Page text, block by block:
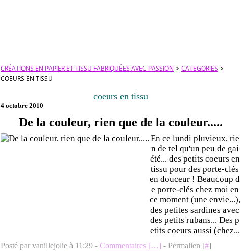
CRÉATIONS EN PAPIER ET TISSU FABRIQUÉES AVEC PASSION > CATEGORIES >
COEURS EN TISSU
coeurs en tissu
4 octobre 2010
De la couleur, rien que de la couleur.....
En ce lundi pluvieux, rie
n de tel qu'un peu de gai
été... des petits coeurs en
tissu pour des porte-clés
en douceur ! Beaucoup d
e porte-clés chez moi en
ce moment (une envie...),
des petites sardines avec
des petits rubans... Des p
etits coeurs aussi (chez...
Posté par vanillejolie à 11:29 - Commentaires […] - Permalien [#]